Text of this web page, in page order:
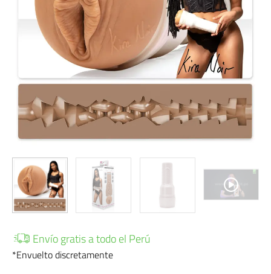
Envío gratis a todo el Perú
*Envuelto discretamente